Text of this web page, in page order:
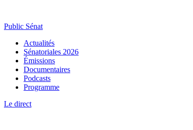
Public Sénat
Actualités
Sénatoriales 2026
Émissions
Documentaires
Podcasts
Programme
Le direct